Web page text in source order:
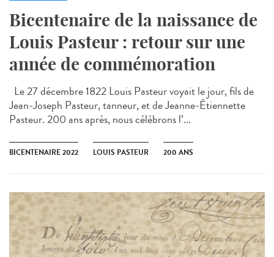
Bicentenaire de la naissance de
Louis Pasteur : retour sur une
année de commémoration
Le 27 décembre 1822 Louis Pasteur voyait le jour, fils de
Jean-Joseph Pasteur, tanneur, et de Jeanne-Étiennette
Pasteur. 200 ans après, nous célébrons l’...
BICENTENAIRE 2022 LOUIS PASTEUR 200 ANS